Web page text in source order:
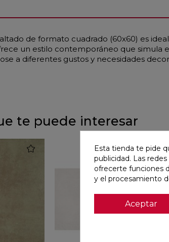
de formato cuadrado (60x60) es
un estilo contemporáneo que
a diferentes gustos y necesidades
te puede interesar
favorite
Esta tienda te pide
publicidad. Las
ofrecerte funciones
y el procesamiento
Aceptar